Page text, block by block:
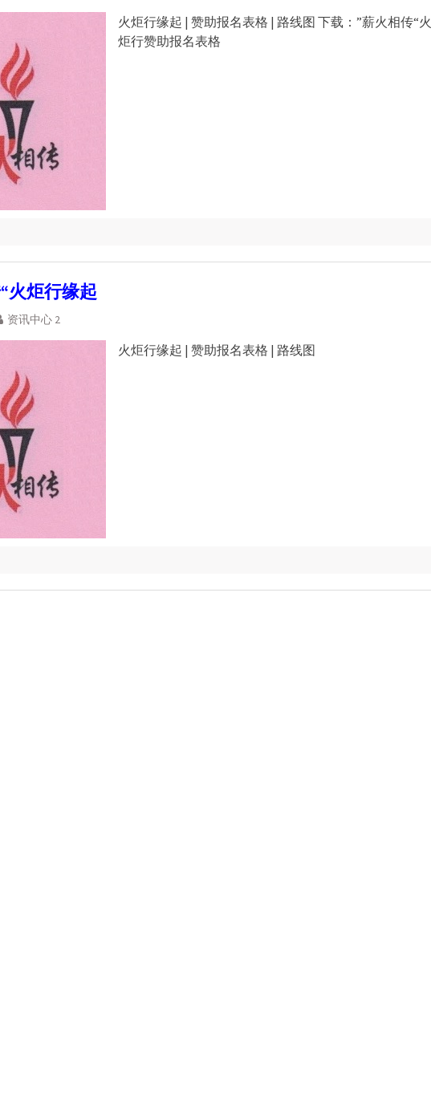
火炬行缘起 | 赞助报名表格 | 路线图 下载：”薪火相传“火
炬行赞助报名表格
火炬行缘起
资讯中心 2
火炬行缘起 | 赞助报名表格 | 路线图